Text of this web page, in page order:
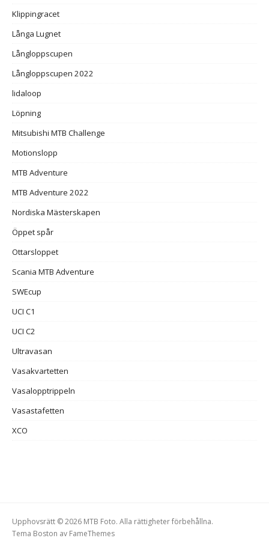
Klippingracet
Långa Lugnet
Långloppscupen
Långloppscupen 2022
lidaloop
Löpning
Mitsubishi MTB Challenge
Motionslopp
MTB Adventure
MTB Adventure 2022
Nordiska Mästerskapen
Öppet spår
Ottarsloppet
Scania MTB Adventure
SWEcup
UCI C1
UCI C2
Ultravasan
Vasakvartetten
Vasalopptrippeln
Vasastafetten
XCO
Upphovsrätt © 2026 MTB Foto. Alla rättigheter förbehållna.
Tema Boston av FameThemes